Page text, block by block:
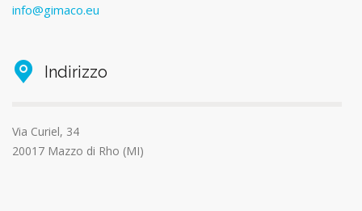
info@gimaco.eu
Indirizzo
Via Curiel, 34
20017 Mazzo di Rho (MI)